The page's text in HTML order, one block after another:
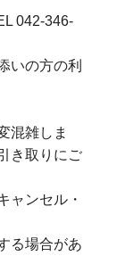
042-346-
いの方の利
混雑しま
き取りにご
ャンセル・
る場合があ